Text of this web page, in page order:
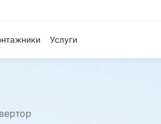
Услуги